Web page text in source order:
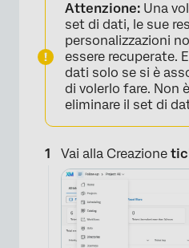
Attenzione: Una
set di dati, le sue
personalizzazioni
essere recuperate.
dati solo se si è
di volerlo fare. Non
eliminare il set di
Vai alla Creazione